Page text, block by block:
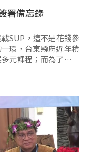
署備忘錄
SUP，這不是花錢參
環，台東縣府近年積
元課程；而為了讓教
忘錄，未來將以「活
、獨木舟及風帆等設